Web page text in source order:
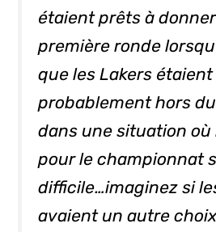
étaient prêts à
première ronde
que les Lakers étaient
probablement hors
dans une situation où
pour le championnat
difficile…imaginez si
avaient un autre